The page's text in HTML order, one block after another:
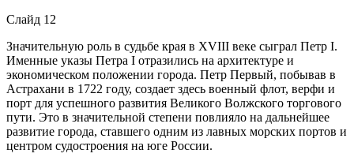
Слайд 12
Значительную роль в судьбе края в XVIII веке сыграл Петр I.
Именные указы Петра I отразились на архитектуре и
экономическом положении города. Петр Первый, побывав в
Астрахани в 1722 году, создает здесь военный флот, верфи и
порт для успешного развития Великого Волжского торгового
пути. Это в значительной степени повлияло на дальнейшее
развитие города, ставшего одним из лавных морских портов и
центром судостроения на юге России.